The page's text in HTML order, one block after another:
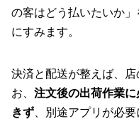
の客はどう払いたいか
にすみます。
決済と配送が整えば、
お、 注文後の出荷作業
きず 、別途アプリが必